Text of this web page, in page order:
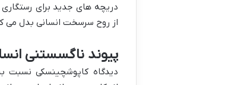
دریچه های جدید برای رستگاری
از روح سرسخت انسانی بدل می
پیوند ناگسستنی
دیدگاه کاپوشچینسکی نسبت